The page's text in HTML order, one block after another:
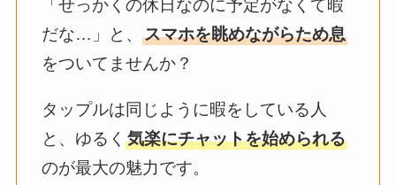
「せっかくの休日なのに予定がなくて暇
だな…」と、スマホを眺めながらため息
をついてませんか？
タップルは同じように暇をしている人
と、ゆるく気楽にチャットを始められる
のが最大の魅力です。